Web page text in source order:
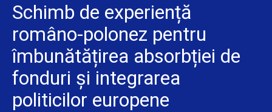
Schimb de experiență
româno-polonez pentru
îmbunătățirea absorbției de
fonduri și integrarea
politicilor europene